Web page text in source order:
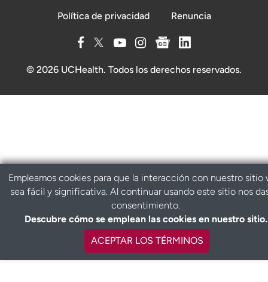
Política de privacidad Renuncia
© 2026 UCHealth. Todos los derechos reservados.
Empleamos cookies para que la interacción con nuestro sitio
sea fácil y significativa. Al continuar usando este sitio nos
consentimiento.
Descubre cómo se emplean las cookies en nuestro sitio.
ACEPTAR LOS TÉRMINOS